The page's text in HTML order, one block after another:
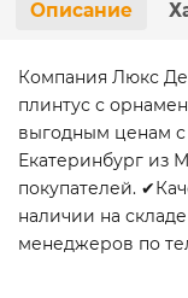
Описание
Компания Люкс
плинтус с
выгодным ценам с
Екатеринбург из
покупателей.
наличии на
менеджеров по